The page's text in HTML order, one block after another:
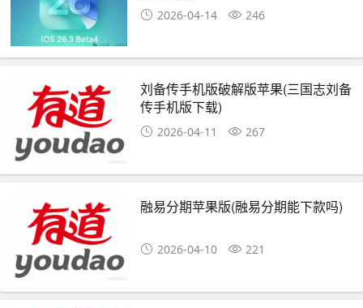
2026-04-14 246
刘备传手机版破解版苹果(三国志刘备
传手机版下载)
2026-04-11 267
融易分期苹果版(融易分期能下款吗)
2026-04-10 221